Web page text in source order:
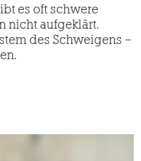
es oft schwere
nicht aufgeklärt.
des Schweigens –